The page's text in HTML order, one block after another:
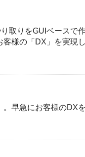
りをGUIベースで
様の「DX」を実現し
早急にお客様のDXを